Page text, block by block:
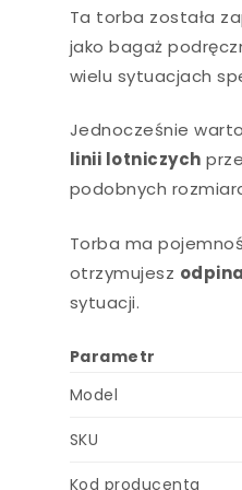
Ta torba została
jako bagaż
wielu sytuacjach
Jednocześnie
linii lotniczych
podobnych
Torba ma
otrzymujesz
sytuacji.
Parametr
Model
SKU
Kod producenta